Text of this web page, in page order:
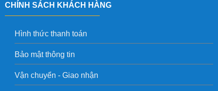
CHÍNH SÁCH KHÁCH HÀNG
Hình thức thanh toán
Bảo mật thông tin
Vận chuyển - Giao nhận